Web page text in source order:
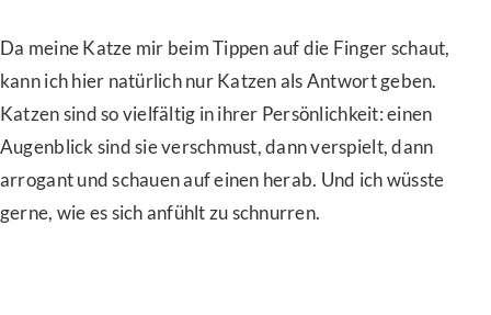
Da meine Katze mir beim Tippen auf die Finger schaut,
kann ich hier natürlich nur Katzen als Antwort geben.
Katzen sind so vielfältig in ihrer Persönlichkeit: einen
Augenblick sind sie verschmust, dann verspielt, dann
arrogant und schauen auf einen herab. Und ich wüsste
gerne, wie es sich anfühlt zu schnurren.